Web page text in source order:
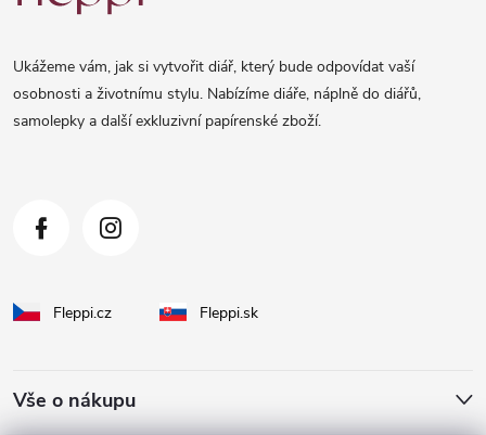
Ukážeme vám, jak si vytvořit diář, který bude odpovídat vaší
osobnosti a životnímu stylu. Nabízíme diáře, náplně do diářů,
samolepky a další exkluzivní papírenské zboží.
Fleppi.cz Fleppi.sk
Vše o nákupu